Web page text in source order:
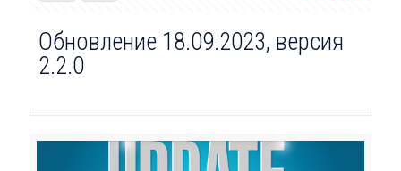
Обновление 18.09.2023, версия
2.2.0